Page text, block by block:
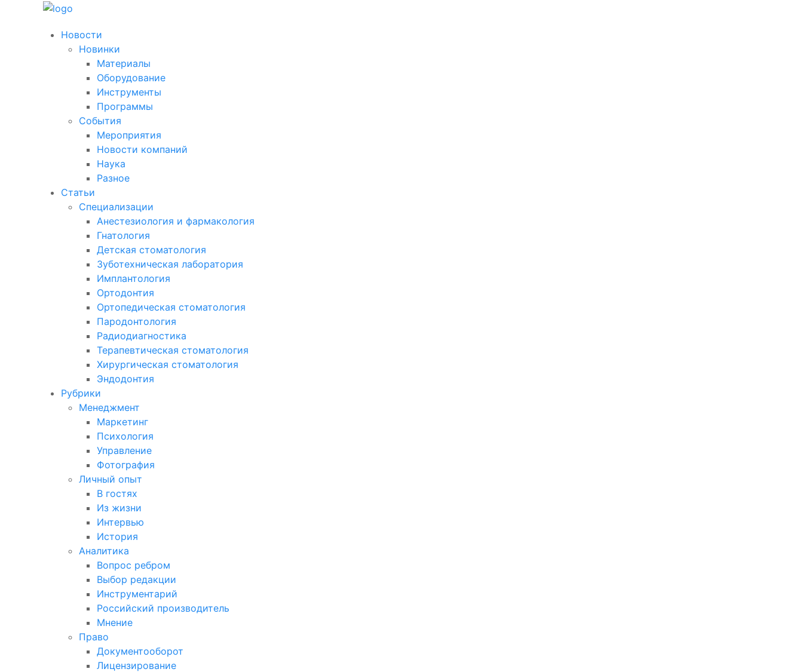
Новости
Новинки
Материалы
Оборудование
Инструменты
Программы
События
Мероприятия
Новости компаний
Наука
Разное
Статьи
Специализации
Анестезиология и фармакология
Гнатология
Детская стоматология
Зуботехническая лаборатория
Имплантология
Ортодонтия
Ортопедическая стоматология
Пародонтология
Радиодиагностика
Терапевтическая стоматология
Хирургическая стоматология
Эндодонтия
Рубрики
Менеджмент
Маркетинг
Психология
Управление
Фотография
Личный опыт
В гостях
Из жизни
Интервью
История
Аналитика
Вопрос ребром
Выбор редакции
Инструментарий
Российский производитель
Мнение
Право
Документооборот
Лицензирование